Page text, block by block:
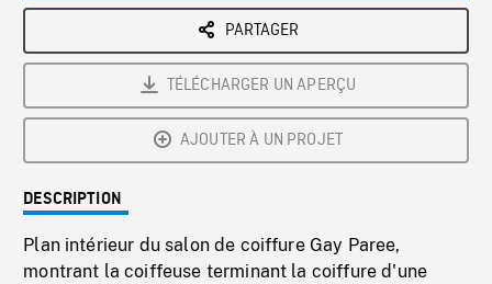
PARTAGER
TÉLÉCHARGER UN APERÇU
AJOUTER À UN PROJET
DESCRIPTION
Plan intérieur du salon de coiffure Gay Paree,
montrant la coiffeuse terminant la coiffure d'une